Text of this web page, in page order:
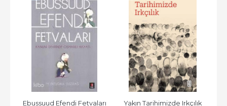
Ebussuud Efendi Fetvaları
Yakın Tarihimizde Irkçılık